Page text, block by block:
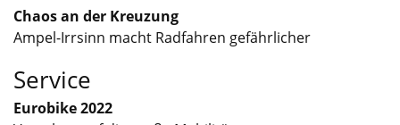
Chaos an der Kreuzung
Ampel-Irrsinn macht Radfahren gefährlicher
Service
Eurobike 2022